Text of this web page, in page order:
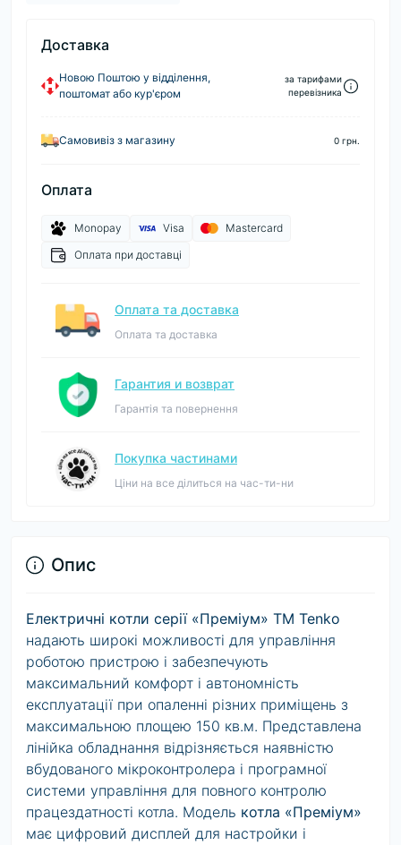
Доставка
Новою Поштою у відділення,
поштомат або кур'єром
за тарифами
перевізника
Самовивіз з магазину 0 грн.
Оплата
Monopay Visa
Mastercard
Оплата при доставці
Оплата та доставка
Оплата та доставка
Гарантия и возврат
Гарантія та повернення
Покупка частинами
Ціни на все ділиться на час-ти-ни
Опис
Електричні котли серії «Преміум» ТМ Tenko
надають широкі можливості для управління
роботою пристрою і забезпечують
максимальний комфорт і автономність
експлуатації при опаленні різних приміщень з
максимальною площею 150 кв.м. Представлена
лінійка обладнання відрізняється наявністю
вбудованого мікроконтролера і програмної
системи управління для повного контролю
працездатності котла. Модель котла «Преміум»
має цифровий дисплей для настройки і